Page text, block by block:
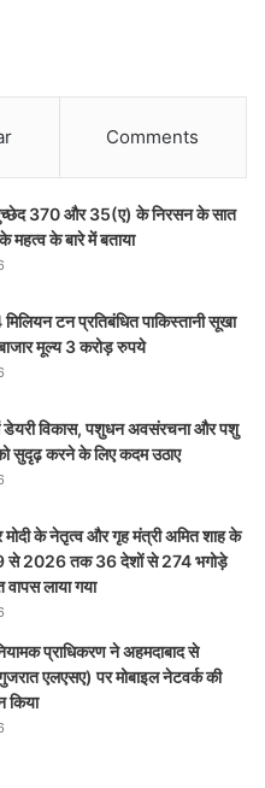
Comments
370 और 35(ए) के निरसन के सात
महत्व के बारे में बताया
टन प्रतिबंधित पाकिस्तानी सूखा
मूल्य 3 करोड़ रुपये
डेयरी विकास, पशुधन अवसंरचना और पशु
सुदृढ़ करने के लिए कदम उठाए
मोदी के नेतृत्व और गृह मंत्री अमित शाह के
से 2026 तक 36 देशों से 274 भगोड़े
वापस लाया गया
प्राधिकरण ने अहमदाबाद से
एलएसए) पर मोबाइल नेटवर्क की
किया